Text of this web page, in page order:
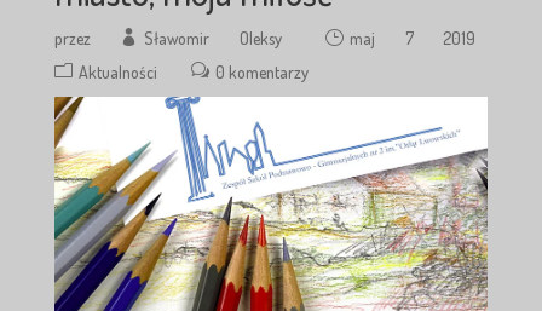
przez Sławomir Oleksy
maj 7 2019
Aktualności
0 komentarzy